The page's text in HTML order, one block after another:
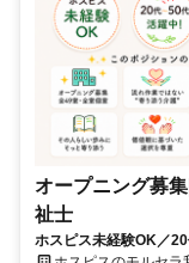
オープニング募
祉士
ホスピス未経験OK／